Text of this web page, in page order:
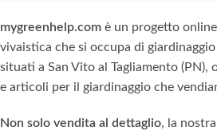
mygreenhelp.com è un progetto
vivaistica che si occupa di
situati a San Vito al Tagliamento
e articoli per il giardinaggio che
Non solo vendita al dettaglio, la